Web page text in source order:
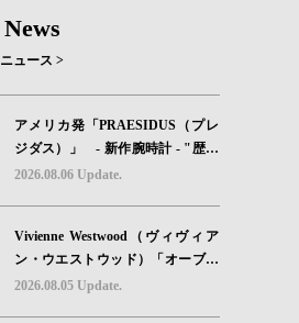
News
ニュース >
アメリカ発「PRAESIDUS（プレ
ジダス）」 - 新作腕時計 - "歴史
を身に着ける“ -戦場を駆け抜けた
字盤に閉じ込めた「A-11」コレク
ション2種類が発売。
2026.08.06 Update.
Vivienne Westwood（ヴィヴィア
ン・ウエストウッド）「オーブボ
タン」コレクションに、⽇本限定
2026.08.05 Update.